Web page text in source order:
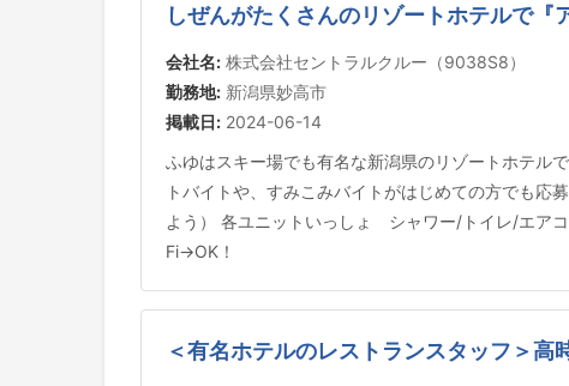
しぜんがたくさんのリゾートホテルで『
会社名: 株式会社セントラルクルー（9038S8）
勤務地: 新潟県妙高市
掲載日: 2024-06-14
ふゆはスキー場でも有名な新潟県のリゾートホテル
トバイトや、すみこみバイトがはじめての方でも
よう） 各ユニットいっしょ シャワー/トイレ/エア
Fi→OK！
＜有名ホテルのレストランスタッフ＞